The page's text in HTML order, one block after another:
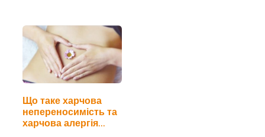
Що таке харчова
непереносимість та
харчова алергія…